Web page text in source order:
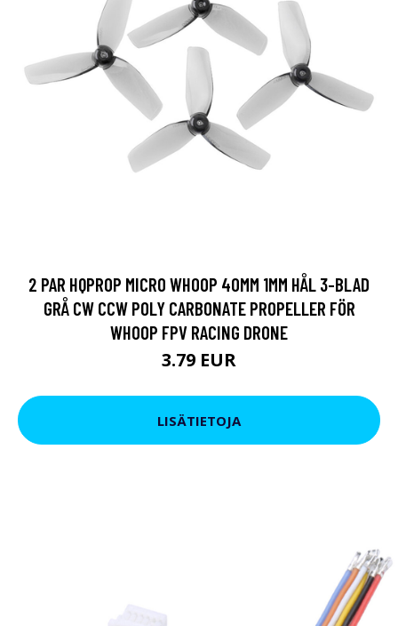
2 PAR HQPROP MICRO WHOOP 40MM 1MM HÅL 3-BLAD
GRÅ CW CCW POLY CARBONATE PROPELLER FÖR
WHOOP FPV RACING DRONE
3.79 EUR
LISÄTIETOJA